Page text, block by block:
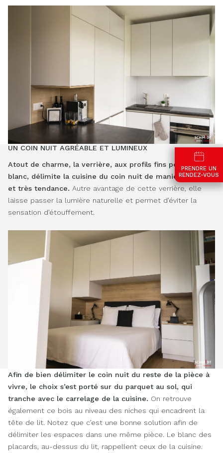
PRENDRE UN
RENDEZ-VOUS
UN COIN NUIT AGRÉABLE ET LUMINEUX
Atout de charme, la verrière, aux profils fins peints en
blanc, délimite la cuisine du coin nuit de manière design
et très tendance. Autre avantage de cette verrière, elle
laisse passer la lumière naturelle et permet d’éviter la
sensation d’étouffement.
Afin de bien délimiter le coin nuit du reste de la pièce à
vivre, le choix s’est porté sur du parquet au sol, qui
tranche avec le carrelage de la cuisine. On retrouve
également ce bois au niveau des niches qui encadrent la
tête de lit. Notez que c’est une bonne solution afin de
délimiter les espaces dans une même pièce. Le blanc des
placards, au-dessus du lit, rappellent ceux de la cuisine.